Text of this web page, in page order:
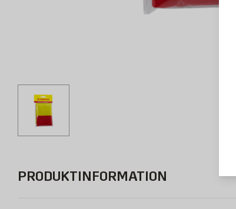
PRODUKTINFORMATION